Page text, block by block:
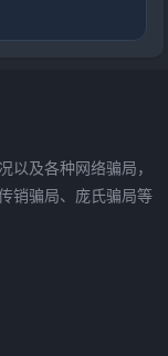
以及各种网络骗局，
销骗局、庞氏骗局等